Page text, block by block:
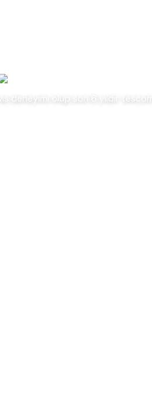
deneyimi olup son 6 yıldır